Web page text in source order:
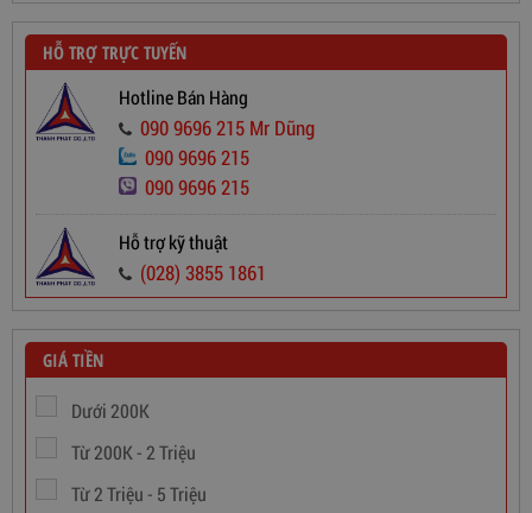
Dây Cáp Điện 1 Ruột Cadivi CV 2,5
565,000
HỖ TRỢ TRỰC TUYẾN
Hotline Bán Hàng
090 9696 215 Mr Dũng
090 9696 215
090 9696 215
Hỗ trợ kỹ thuật
(028) 3855 1861
GIÁ TIỀN
Dưới 200K
Từ 200K - 2 Triệu
Từ 2 Triệu - 5 Triệu